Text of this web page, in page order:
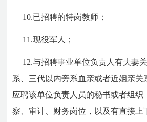
10.已招聘的特岗教师；
11.现役军人；
12.与招聘事业单位负责人有夫妻
系、三代以内旁系血亲或者近姻亲关
应聘该单位负责人员的秘书或者组织
察、审计、财务岗位，以及有直接上